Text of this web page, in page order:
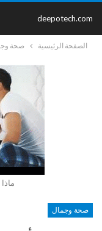
deepotech.com
الصفحة الرئيسية صحة
صحة وجمال